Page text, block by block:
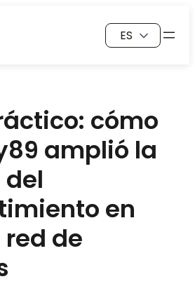
Elegir
un
cómo
amplió la
en
de